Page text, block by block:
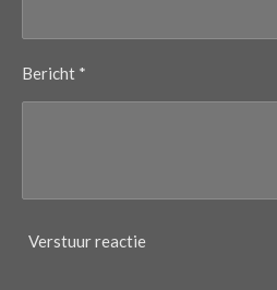
Bericht *
Verstuur reactie